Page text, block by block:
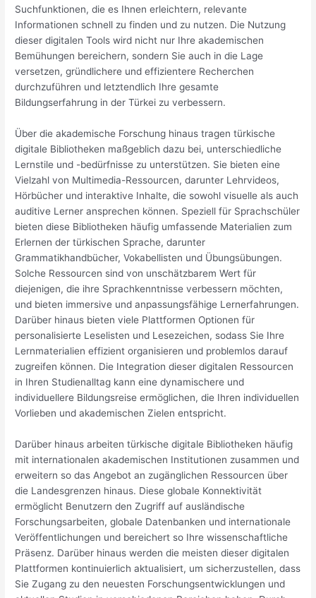
Suchfunktionen, die es Ihnen erleichtern, relevante
Informationen schnell zu finden und zu nutzen. Die Nutzung
dieser digitalen Tools wird nicht nur Ihre akademischen
Bemühungen bereichern, sondern Sie auch in die Lage
versetzen, gründlichere und effizientere Recherchen
durchzuführen und letztendlich Ihre gesamte
Bildungserfahrung in der Türkei zu verbessern.
Über die akademische Forschung hinaus tragen türkische
digitale Bibliotheken maßgeblich dazu bei, unterschiedliche
Lernstile und -bedürfnisse zu unterstützen. Sie bieten eine
Vielzahl von Multimedia-Ressourcen, darunter Lehrvideos,
Hörbücher und interaktive Inhalte, die sowohl visuelle als auch
auditive Lerner ansprechen können. Speziell für Sprachschüler
bieten diese Bibliotheken häufig umfassende Materialien zum
Erlernen der türkischen Sprache, darunter
Grammatikhandbücher, Vokabellisten und Übungsübungen.
Solche Ressourcen sind von unschätzbarem Wert für
diejenigen, die ihre Sprachkenntnisse verbessern möchten,
und bieten immersive und anpassungsfähige Lernerfahrungen.
Darüber hinaus bieten viele Plattformen Optionen für
personalisierte Leselisten und Lesezeichen, sodass Sie Ihre
Lernmaterialien effizient organisieren und problemlos darauf
zugreifen können. Die Integration dieser digitalen Ressourcen
in Ihren Studienalltag kann eine dynamischere und
individuellere Bildungsreise ermöglichen, die Ihren individuellen
Vorlieben und akademischen Zielen entspricht.
Darüber hinaus arbeiten türkische digitale Bibliotheken häufig
mit internationalen akademischen Institutionen zusammen und
erweitern so das Angebot an zugänglichen Ressourcen über
die Landesgrenzen hinaus. Diese globale Konnektivität
ermöglicht Benutzern den Zugriff auf ausländische
Forschungsarbeiten, globale Datenbanken und internationale
Veröffentlichungen und bereichert so Ihre wissenschaftliche
Präsenz. Darüber hinaus werden die meisten dieser digitalen
Plattformen kontinuierlich aktualisiert, um sicherzustellen, dass
Sie Zugang zu den neuesten Forschungsentwicklungen und